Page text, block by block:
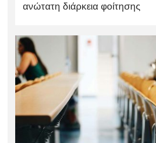
ανώτατη διάρκεια φοίτησης